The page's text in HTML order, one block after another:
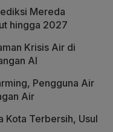
Mereda
hingga 2027
Krisis Air di
AI
Pengguna Air
Air
Kota Terbersih, Usul